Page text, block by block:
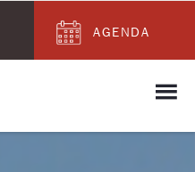
AGENDA